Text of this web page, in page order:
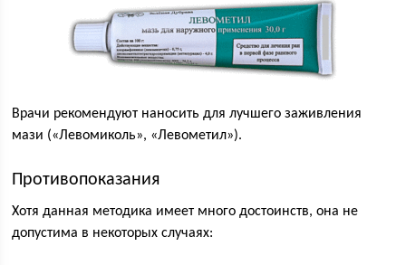
Врачи рекомендуют наносить для лучшего заживления
мази («Левомиколь», «Левометил»).
Противопоказания
Хотя данная методика имеет много достоинств, она не
допустима в некоторых случаях: